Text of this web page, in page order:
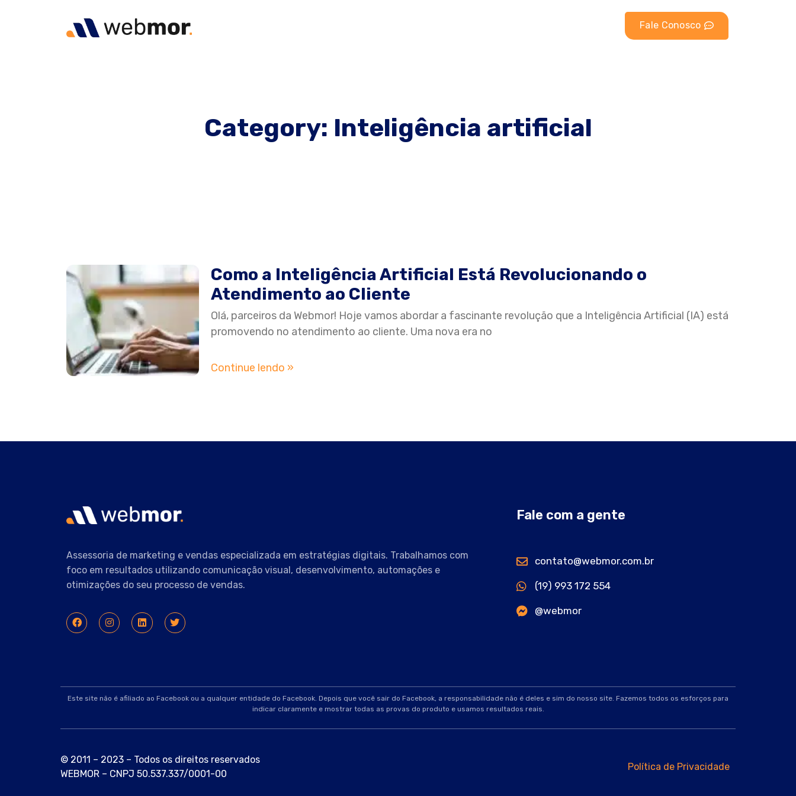
Fale Conosco
Category: Inteligência artificial
Como a Inteligência Artificial Está Revolucionando o
Atendimento ao Cliente
Olá, parceiros da Webmor! Hoje vamos abordar a fascinante revolução que a Inteligência Artificial (IA) está
promovendo no atendimento ao cliente. Uma nova era no
Continue lendo »
Assessoria de marketing e vendas especializada em estratégias digitais. Trabalhamos com
foco em resultados utilizando comunicação visual, desenvolvimento, automações e
otimizações do seu processo de vendas.
Fale com a gente
contato@webmor.com.br
(19) 993 172 554
@webmor
Este site não é afiliado ao Facebook ou a qualquer entidade do Facebook. Depois que você sair do Facebook, a responsabilidade não é deles e sim do nosso site. Fazemos todos os esforços para
indicar claramente e mostrar todas as provas do produto e usamos resultados reais.
© 2011 – 2023 – Todos os direitos reservados
WEBMOR – CNPJ 50.537.337/0001-00
Política de Privacidade